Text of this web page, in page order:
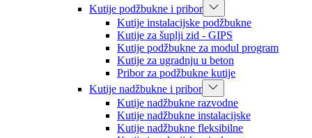
Kutije podžbukne i pribor
Kutije instalacijske podžbukne
Kutije za šuplji zid - GIPS
Kutije podžbukne za modul program
Kutije za ugradnju u beton
Pribor za podžbukne kutije
Kutije nadžbukne i pribor
Kutije nadžbukne razvodne
Kutije nadžbukne instalacijske
Kutije nadžbukne fleksibilne